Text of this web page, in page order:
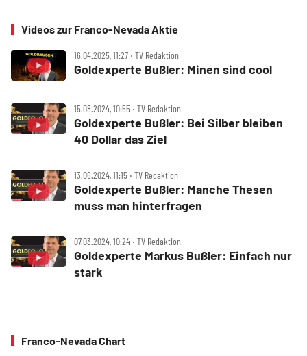
Videos zur Franco-Nevada Aktie
16.04.2025, 11:27 ‧ TV Redaktion
Goldexperte Bußler: Minen sind cool
15.08.2024, 10:55 ‧ TV Redaktion
Goldexperte Bußler: Bei Silber bleiben
40 Dollar das Ziel
13.06.2024, 11:15 ‧ TV Redaktion
Goldexperte Bußler: Manche Thesen
muss man hinterfragen
07.03.2024, 10:24 ‧ TV Redaktion
Goldexperte Markus Bußler: Einfach nur
stark
Franco-Nevada Chart